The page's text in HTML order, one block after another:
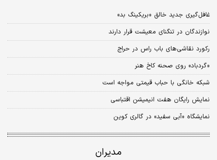
غافل‌گیری جدید خالق «بریکینگ بد»
نوازندگان در تنگنای معیشت قرار دارند
رکورد نقاشی‌های باب راس در حراج
«گردباد» روی صحنه کاخ هنر
شبکه خانگی با حباب قیمتی مواجه است
نمایش رایگان هفت انیمیشن اقتباسی
نمایشگاه «آبی سفید» در گالری کوین
مدیران